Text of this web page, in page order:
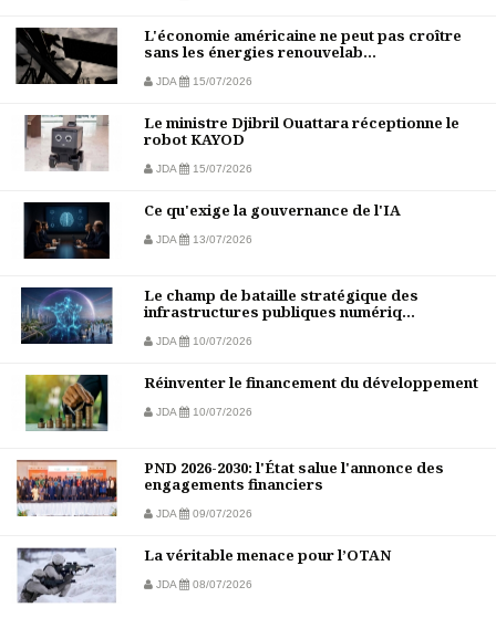
L'économie américaine ne peut pas croître
sans les énergies renouvelab...
JDA 15/07/2026
Le ministre Djibril Ouattara réceptionne le
robot KAYOD
JDA 15/07/2026
Ce qu'exige la gouvernance de l'IA
JDA 13/07/2026
Le champ de bataille stratégique des
infrastructures publiques numériq...
JDA 10/07/2026
Réinventer le financement du développement
JDA 10/07/2026
PND 2026-2030: l'État salue l'annonce des
engagements financiers
JDA 09/07/2026
La véritable menace pour l’OTAN
JDA 08/07/2026